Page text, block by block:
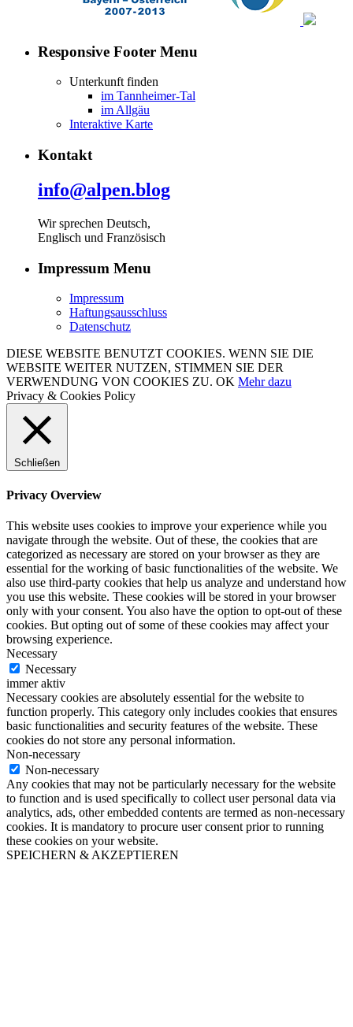
Responsive Footer Menu
Unterkunft finden
im Tannheimer-Tal
im Allgäu
Interaktive Karte
Kontakt
info@alpen.blog
Wir sprechen Deutsch,
Englisch und Französisch
Impressum Menu
Impressum
Haftungsausschluss
Datenschutz
DIESE WEBSITE BENUTZT COOKIES. WENN SIE DIE
WEBSITE WEITER NUTZEN, STIMMEN SIE DER
VERWENDUNG VON COOKIES ZU. OK Mehr dazu
Privacy & Cookies Policy
Schließen
Privacy Overview
This website uses cookies to improve your experience while you
navigate through the website. Out of these, the cookies that are
categorized as necessary are stored on your browser as they are
essential for the working of basic functionalities of the website. We
also use third-party cookies that help us analyze and understand how
you use this website. These cookies will be stored in your browser
only with your consent. You also have the option to opt-out of these
cookies. But opting out of some of these cookies may affect your
browsing experience.
Necessary
Necessary
immer aktiv
Necessary cookies are absolutely essential for the website to
function properly. This category only includes cookies that ensures
basic functionalities and security features of the website. These
cookies do not store any personal information.
Non-necessary
Non-necessary
Any cookies that may not be particularly necessary for the website
to function and is used specifically to collect user personal data via
analytics, ads, other embedded contents are termed as non-necessary
cookies. It is mandatory to procure user consent prior to running
these cookies on your website.
SPEICHERN & AKZEPTIEREN